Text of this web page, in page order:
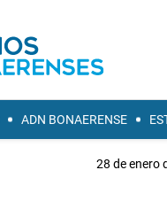
ADN BONAERENSE
28 de enero